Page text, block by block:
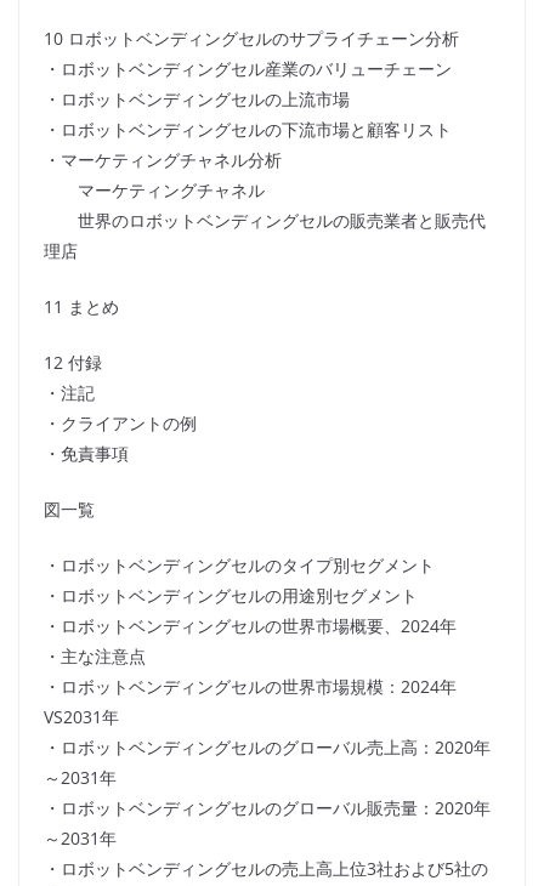
10 ロボットベンディングセルのサプライチェーン分析
・ロボットベンディングセル産業のバリューチェーン
・ロボットベンディングセルの上流市場
・ロボットベンディングセルの下流市場と顧客リスト
・マーケティングチャネル分析
マーケティングチャネル
世界のロボットベンディングセルの販売業者と販売代
理店
11 まとめ
12 付録
・注記
・クライアントの例
・免責事項
図一覧
・ロボットベンディングセルのタイプ別セグメント
・ロボットベンディングセルの用途別セグメント
・ロボットベンディングセルの世界市場概要、2024年
・主な注意点
・ロボットベンディングセルの世界市場規模：2024年
VS2031年
・ロボットベンディングセルのグローバル売上高：2020年
～2031年
・ロボットベンディングセルのグローバル販売量：2020年
～2031年
・ロボットベンディングセルの売上高上位3社および5社の